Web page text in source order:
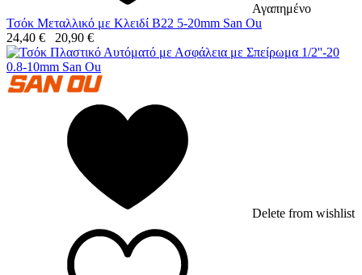
Αγαπημένο
Τσόκ Μεταλλικό με Κλειδί B22 5-20mm San Ou
24,40 € 20,90 €
Delete from wishlist